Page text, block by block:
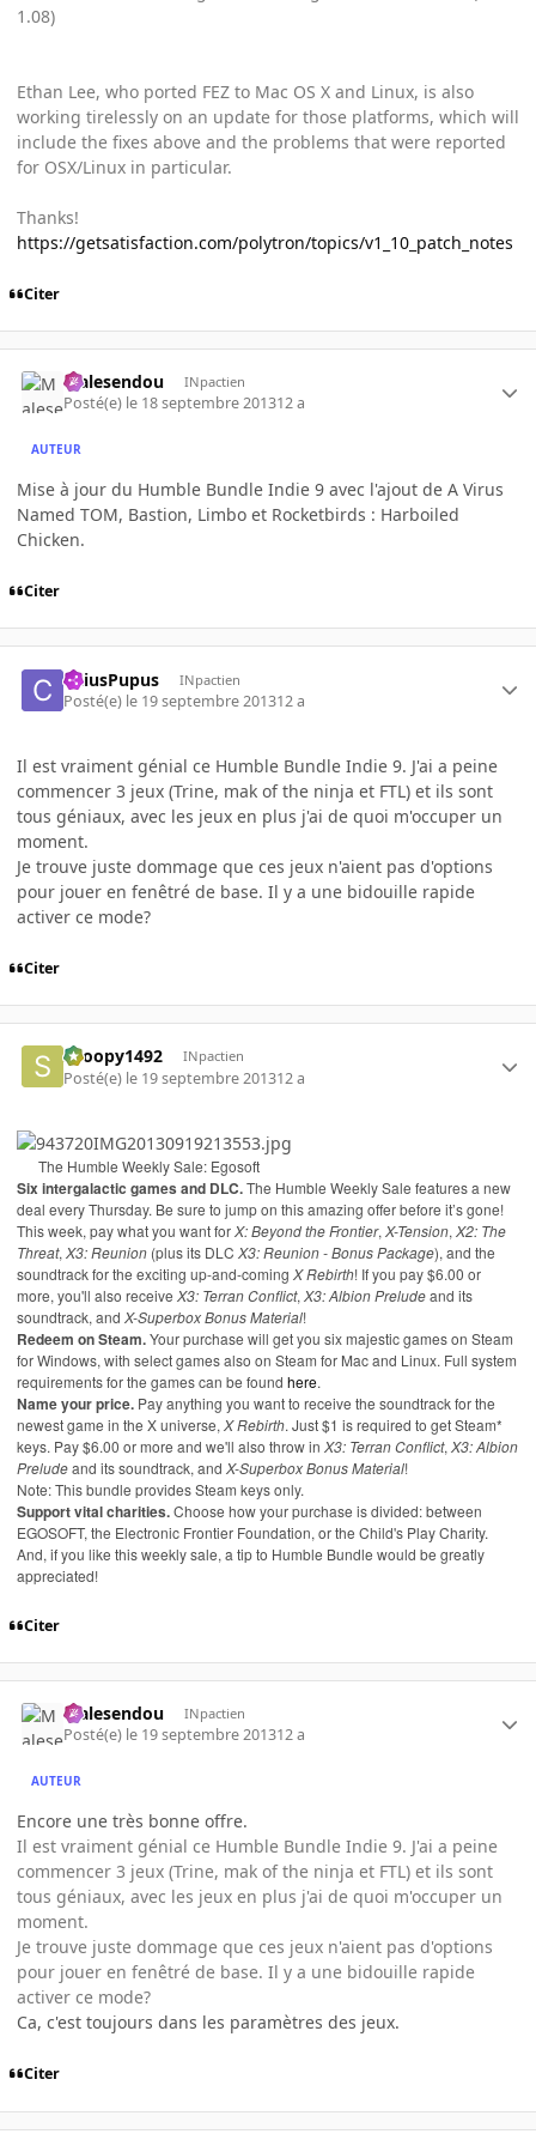
1.08)
Ethan Lee, who ported FEZ to Mac OS X and Linux, is also
working tirelessly on an update for those platforms, which will
include the fixes above and the problems that were reported
for OSX/Linux in particular.
Thanks!
https://getsatisfaction.com/polytron/topics/v1_10_patch_notes
Citer
Malesendou INpactien
Posté(e) le 18 septembre 201312 a
AUTEUR
Mise à jour du Humble Bundle Indie 9 avec l'ajout de A Virus
Named TOM, Bastion, Limbo et Rocketbirds : Harboiled
Chicken.
Citer
CaiusPupus INpactien
Posté(e) le 19 septembre 201312 a
Il est vraiment génial ce Humble Bundle Indie 9. J'ai a peine
commencer 3 jeux (Trine, mak of the ninja et FTL) et ils sont
tous géniaux, avec les jeux en plus j'ai de quoi m'occuper un
moment.
Je trouve juste dommage que ces jeux n'aient pas d'options
pour jouer en fenêtré de base. Il y a une bidouille rapide
activer ce mode?
Citer
snoopy1492 INpactien
Posté(e) le 19 septembre 201312 a
The Humble Weekly Sale: Egosoft
Six intergalactic games and DLC.The Humble Weekly Sale features a new
deal every Thursday. Be sure to jump on this amazing offer before it’s gone!
This week, pay what you want for X: Beyond the Frontier, X-Tension, X2: The
Threat, X3: Reunion (plus its DLC X3: Reunion - Bonus Package), and the
soundtrack for the exciting up-and-coming X Rebirth! If you pay $6.00 or
more, you'll also receive X3: Terran Conflict, X3: Albion Preludeand its
soundtrack, and X-Superbox Bonus Material!
Redeem on Steam.Your purchase will get you six majestic games on Steam
for Windows, with select games also on Steam for Mac and Linux. Full system
requirements for the games can be found here.
Name your price. Pay anything you want to receive the soundtrack for the
newest game in the X universe, X Rebirth. Just $1 is required to get Steam*
keys. Pay $6.00 or more and we'll also throw in X3: Terran Conflict, X3: Albion
Preludeand its soundtrack, and X-Superbox Bonus Material!
Note: This bundle provides Steam keys only.
Support vital charities.Choose how your purchase is divided: between
EGOSOFT, the Electronic Frontier Foundation, or the Child's Play Charity.
And, if you like this weekly sale, a tip to Humble Bundle would be greatly
appreciated!
Citer
Malesendou INpactien
Posté(e) le 19 septembre 201312 a
AUTEUR
Encore une très bonne offre.
Il est vraiment génial ce Humble Bundle Indie 9. J'ai a peine
commencer 3 jeux (Trine, mak of the ninja et FTL) et ils sont
tous géniaux, avec les jeux en plus j'ai de quoi m'occuper un
moment.
Je trouve juste dommage que ces jeux n'aient pas d'options
pour jouer en fenêtré de base. Il y a une bidouille rapide
activer ce mode?
Ca, c'est toujours dans les paramètres des jeux.
Citer